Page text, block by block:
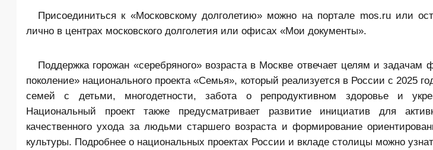
Присоединиться к «Московскому долголетию» можно на портале mos.ru или
лично в центрах московского долголетия или офисах «Мои документы».
Поддержка горожан «серебряного» возраста в Москве отвечает целям и задачам
поколение» национального проекта «Семья», который реализуется в России с 2025
семей с детьми, многодетности, забота о репродуктивном здоровье и
Национальный проект также предусматривает развитие инициатив для
качественного ухода за людьми старшего возраста и формирование
культуры. Подробнее о национальных проектах России и вкладе столицы можно